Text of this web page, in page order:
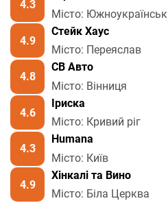
4.3
Місто: Южноукраїнськ
4.9
Стейк Хаус
Місто: Переяслав
4.8
СВ Авто
Місто: Вінниця
4.6
Іриска
Місто: Кривий ріг
4.3
Humana
Місто: Київ
4.9
Хінкалі та Вино
Місто: Біла Церква